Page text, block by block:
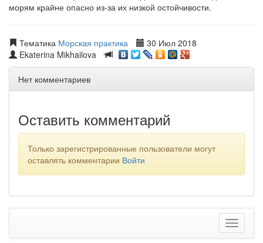
морям крайне опасно из-за их низкой остойчивости.
Тематика Морская практика
30 Июл 2018
Ekaterina Mikhailova
Нет комментариев
Оставить комментарий
Только зарегистрированные пользователи могут
оставлять комментарии Войти
Меню